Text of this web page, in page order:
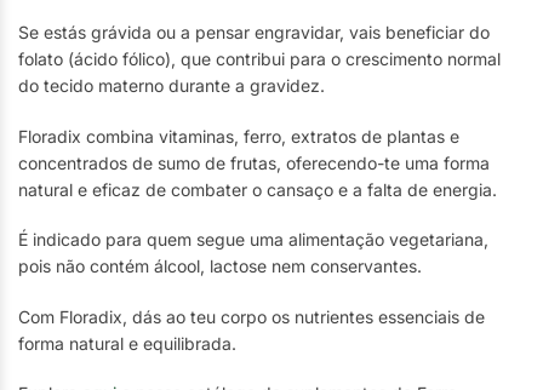
Se estás grávida ou a pensar engravidar, vais beneficiar do
folato (ácido fólico), que contribui para o crescimento normal
do tecido materno durante a gravidez.
Floradix combina vitaminas, ferro, extratos de plantas e
concentrados de sumo de frutas, oferecendo-te uma forma
natural e eficaz de combater o cansaço e a falta de energia.
É indicado para quem segue uma alimentação vegetariana,
pois não contém álcool, lactose nem conservantes.
Com Floradix, dás ao teu corpo os nutrientes essenciais de
forma natural e equilibrada.